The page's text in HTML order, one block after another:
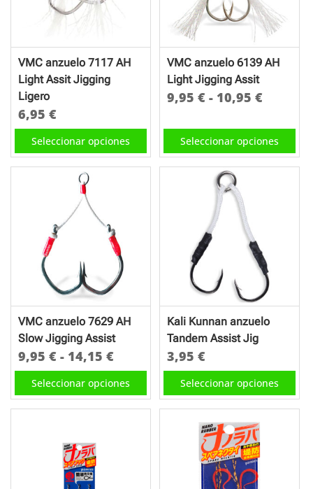
la
página
pueden
elegir
en
la
página
producto
VMC anzuelo 7117 AH
Light Assit Jigging
Ligero
6,95 €
Seleccionar opciones
Este
producto
tiene
múltiples
variantes.
Las
opciones
se
pueden
elegir
en
la
página
de
producto
VMC anzuelo 6139 AH
Light Jigging Assit
9,95€ - 10,95€
precios:
desde
9,95 €
Seleccionar opciones
producto
tiene
múltiples
variantes.
Las
opciones
pueden
elegir
en
página
producto
VMC anzuelo 7629 AH
Slow Jigging Assist
9,95 € - 14,15 €
de
precios:
desde
Seleccionar opciones
Este
producto
tiene
variantes.
Las
opciones
Kali Kunnan anzuelo
Tandem Assist Jig
3,95€
Seleccionar opciones
Este
producto
tiene
múltiples
variantes.
Las
opciones